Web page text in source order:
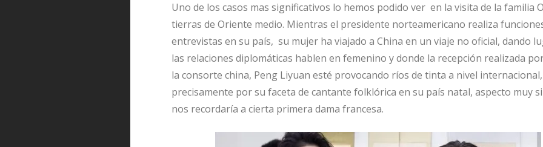
Uno de los casos mas significativos lo hemos podido ver en la visita de la familia
tierras de Oriente medio. Mientras el presidente norteamericano realiza
entrevistas en su país, su mujer ha viajado a China en un viaje no oficial, dando
las relaciones diplomáticas hablen en femenino y donde la recepción realizada
la consorte china, Peng Liyuan esté provocando ríos de tinta a nivel
precisamente por su faceta de cantante folklórica en su país natal, aspecto muy
nos recordaría a cierta primera dama francesa.